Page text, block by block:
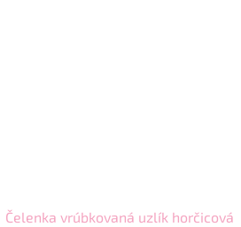
Čelenka vrúbkovaná uzlík horčicová